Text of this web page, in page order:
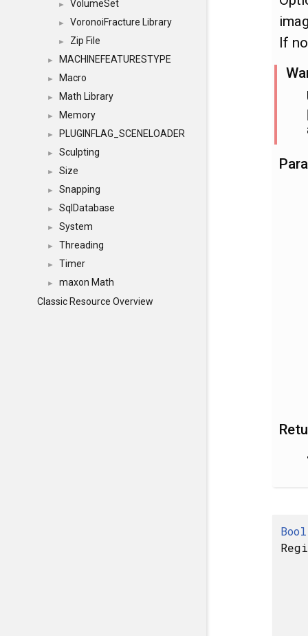
► VolumeSet
► VoronoiFracture Library
► Zip File
► MACHINEFEATURESTYPE
► Macro
► Math Library
► Memory
► PLUGINFLAG_SCENELOADER
► Sculpting
► Size
► Snapping
► SqlDatabase
► System
► Threading
► Timer
►
maxon Math
Classic Resource Overview
If
Bool